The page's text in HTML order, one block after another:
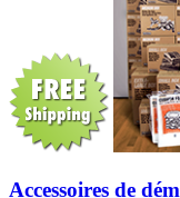
Accessoires de